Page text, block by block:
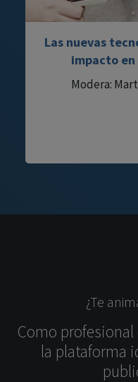
Las nuevas
impacto
Modera:
¿Te
Como
la plataforma